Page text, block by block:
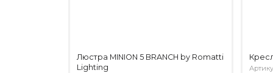
Люстра MINION 5 BRANCH by Romatti
Lighting